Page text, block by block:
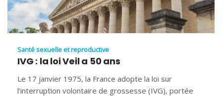
Santé sexuelle et reproductive
IVG : la loi Veil a 50 ans
Le 17 janvier 1975, la France adopte la loi sur
l’interruption volontaire de grossesse (IVG), portée